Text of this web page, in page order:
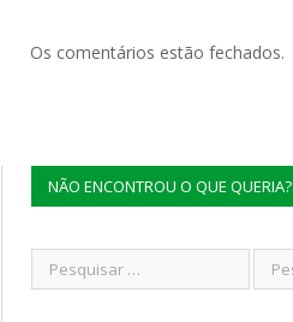
Os comentários estão fechados.
NÃO ENCONTROU O QUE QUERIA?